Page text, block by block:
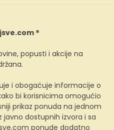
®
popusti i akcije na
i obogaćuje informacije o
bi korisnicima omogućio
prikaz ponuda na jednom
javno dostupnih izvora i sa
ponude dodatno